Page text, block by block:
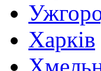
Харків